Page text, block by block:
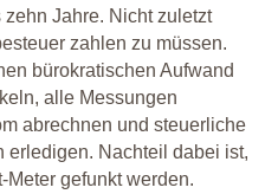
Jahre. Nicht zuletzt
zahlen zu müssen.
bürokratischen Aufwand
alle Messungen
abrechnen und steuerliche
erledigen. Nachteil dabei ist,
gefunkt werden.